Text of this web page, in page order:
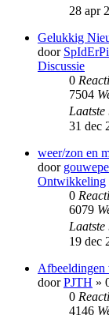
28 apr
Gelukkig
door
Discussie
0
7504
31 dec
weer/zon en
door
Ontwikkeling
0
6079
19 dec
Afbeeldingen
doorPJTH »
0
4146